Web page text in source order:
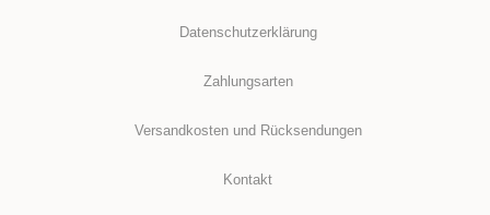
Datenschutzerklärung
Zahlungsarten
Versandkosten und Rücksendungen
Kontakt